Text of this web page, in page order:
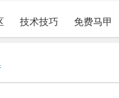
技术技巧 免费马甲